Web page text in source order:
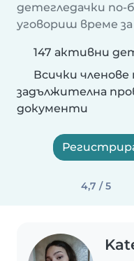
детегледачки по-
уговориш време за
147 активни
Всички
задължителна
документи
4,7 / 5